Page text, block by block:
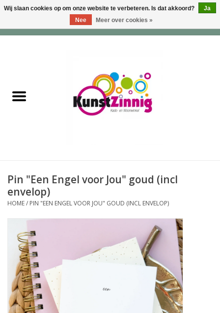
Wonen & Lifestyle
Tassen & Portemonnees
Kinderen
Cadeauboeken
Stationery & Gifts
Pin "Een Engel voor Jou" goud (incl
envelop)
HOME/ PIN "EEN ENGEL VOOR JOU" GOUD (INCL ENVELOP)
Wij slaan cookies op om onze website te verbeteren. Is dat akkoord?
Ja
Nee
Meer over cookies »